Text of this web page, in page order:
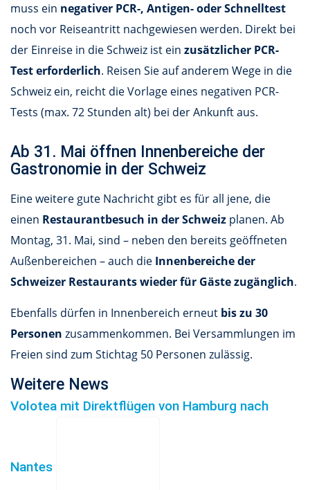
muss ein negativer PCR-, Antigen- oder Schnelltest
noch vor Reiseantritt nachgewiesen werden. Direkt bei
der Einreise in die Schweiz ist ein zusätzlicher PCR-
Test erforderlich. Reisen Sie auf anderem Wege in die
Schweiz ein, reicht die Vorlage eines negativen PCR-
Tests (max. 72 Stunden alt) bei der Ankunft aus.
Ab 31. Mai öffnen Innenbereiche der
Gastronomie in der Schweiz
Eine weitere gute Nachricht gibt es für all jene, die
einen Restaurantbesuch in der Schweiz planen. Ab
Montag, 31. Mai, sind – neben den bereits geöffneten
Außenbereichen – auch die Innenbereiche der
Schweizer Restaurants wieder für Gäste zugänglich.
Ebenfalls dürfen in Innenbereich erneut bis zu 30
Personen zusammenkommen. Bei Versammlungen im
Freien sind zum Stichtag 50 Personen zulässig.
Weitere News
Volotea mit Direktflügen von Hamburg nach
Nantes